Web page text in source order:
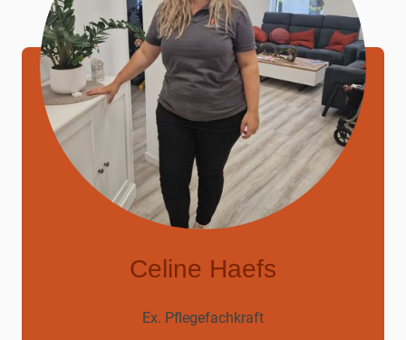
Celine Haefs
Ex. Pflegefachkraft